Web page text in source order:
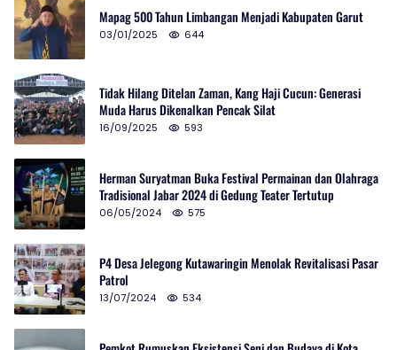
Mapag 500 Tahun Limbangan Menjadi Kabupaten Garut
03/01/2025 644
Tidak Hilang Ditelan Zaman, Kang Haji Cucun: Generasi
Muda Harus Dikenalkan Pencak Silat
16/09/2025 593
Herman Suryatman Buka Festival Permainan dan Olahraga
Tradisional Jabar 2024 di Gedung Teater Tertutup
06/05/2024 575
P4 Desa Jelegong Kutawaringin Menolak Revitalisasi Pasar
Patrol
13/07/2024 534